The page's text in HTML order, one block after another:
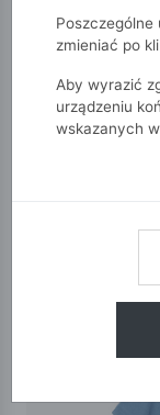
Poszczególne
zmieniać po
Aby wyrazić
urządzeniu
wskazanych